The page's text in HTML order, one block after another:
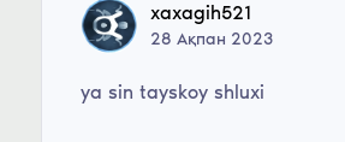
xaxagih521
28Ақпан 2023
ya sin tayskoy shluxi